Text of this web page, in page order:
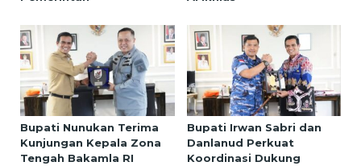
Bupati Nunukan Terima
Kunjungan Kepala Zona
Tengah Bakamla RI
Bupati Irwan Sabri dan
Danlanud Perkuat
Koordinasi Dukung